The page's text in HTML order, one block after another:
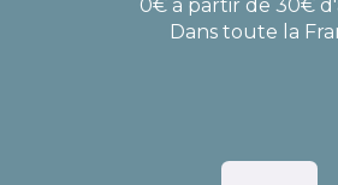
0€ à partir de 30€
Dans toute la